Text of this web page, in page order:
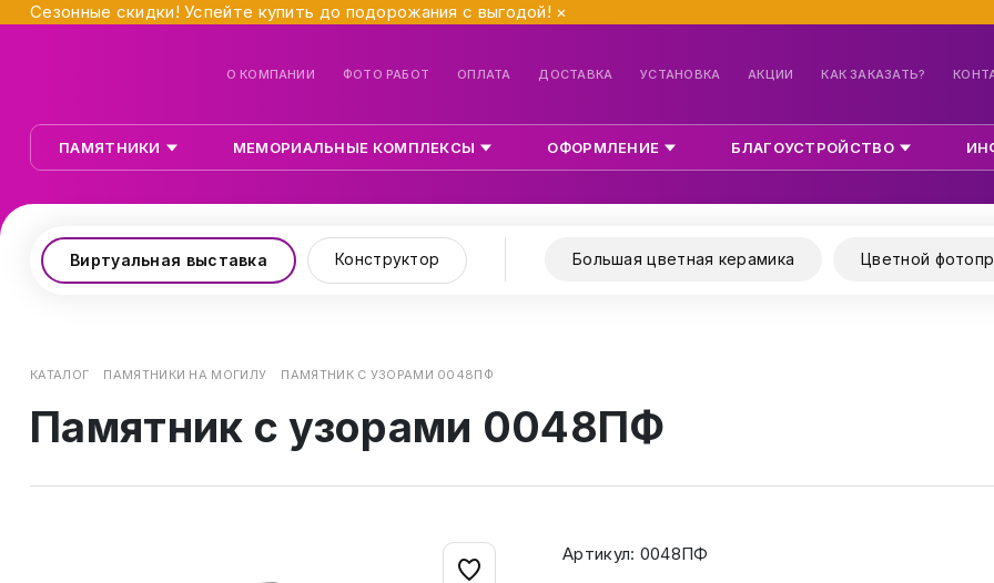
Сезонные скидки! Успейте купить до подорожания с выгодой! ×
О КОМПАНИИ ФОТО РАБОТ ОПЛАТА ДОСТАВКА УСТАНОВКА АКЦИИ КАК ЗАКАЗАТЬ?
ПАМЯТНИКИ МЕМОРИАЛЬНЫЕ КОМПЛЕКСЫ ОФОРМЛЕНИЕ БЛАГОУСТРОЙСТВО
Виртуальная выставка Конструктор Большая цветная керамика Цветной
КАТАЛОГ ПАМЯТНИКИ НА МОГИЛУ ПАМЯТНИК С УЗОРАМИ 0048ПФ
Памятник с узорами 0048ПФ
Артикул: 0048ПФ